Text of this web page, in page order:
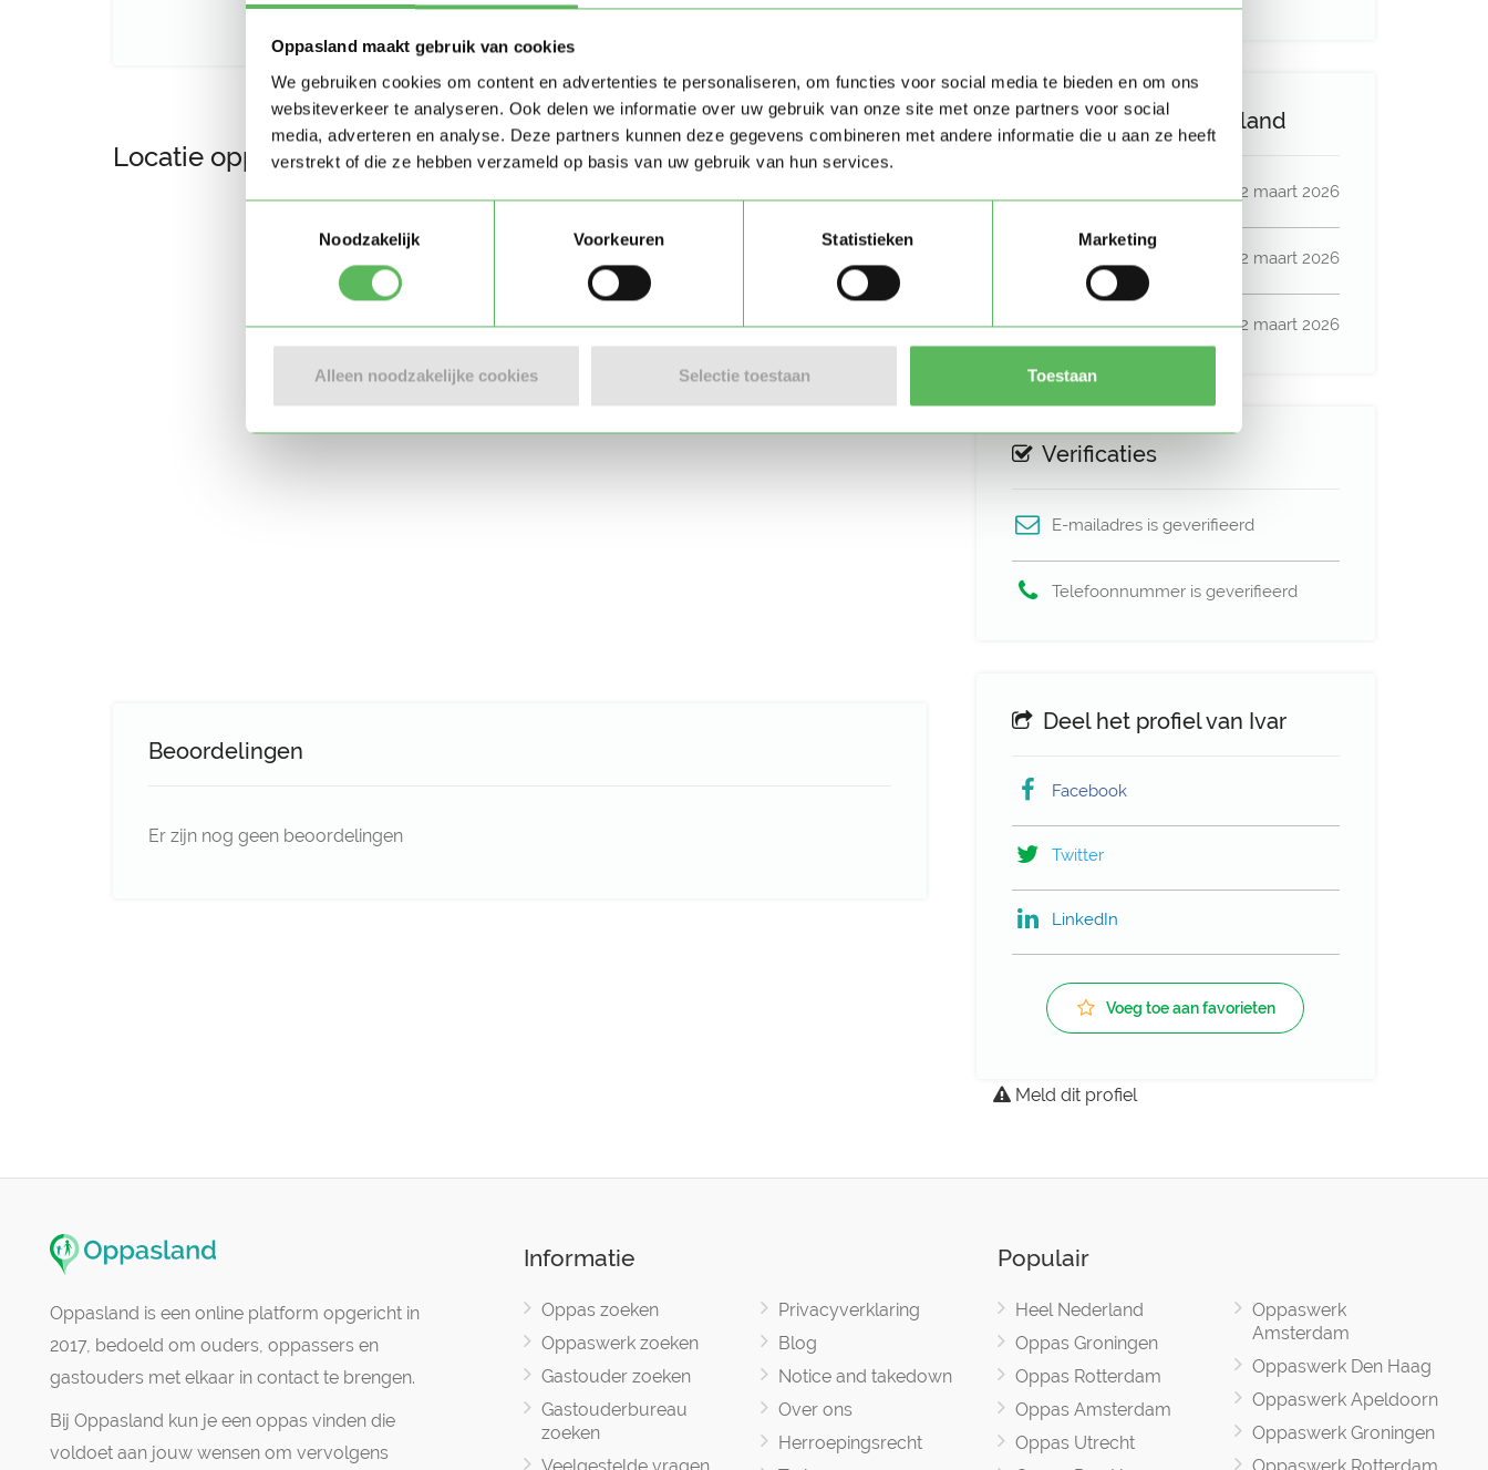
Oppasland maakt gebruik van cookies
We gebruiken cookies om content en advertenties te personaliseren, om functies voor social media te bieden en om ons
websiteverkeer te analyseren. Ook delen we informatie over uw gebruik van onze site met onze partners voor social
media, adverteren en analyse. Deze partners kunnen deze gegevens combineren met andere informatie die u aan ze heeft
verstrekt of die ze hebben verzameld op basis van uw gebruik van hun services.
Noodzakelijk
Voorkeuren Statistieken Marketing
Alleen noodzakelijke cookies Selectie toestaan Toestaan
Activiteit op Oppasland
02 maart 2026
02 maart 2026
Profiel bijgewerkt 02 maart 2026
Verificaties
E-mailadres is geverifieerd
Telefoonnummer is geverifieerd
Deel het profiel van Ivar
Facebook
Twitter
LinkedIn
Voeg toe aan favorieten
Meld dit profiel
Stuur bericht
Locatie oppasadres (Hoorn (NH))
Beoordelingen
Er zijn nog geen beoordelingen
Oppasland is een online platform opgericht in
2017, bedoeld om ouders, oppassers en
gastouders met elkaar in contact te brengen.
Bij Oppasland kun je een oppas vinden die
voldoet aan jouw wensen om vervolgens
Informatie
Oppas zoeken
Oppaswerk zoeken
Gastouder zoeken
Gastouderbureau
zoeken
Privacyverklaring
Blog
Notice and takedown
Over ons
Herroepingsrecht
Populair
Heel Nederland
Oppas Groningen
Oppas Rotterdam
Oppas Amsterdam
Oppas Utrecht
Oppaswerk
Amsterdam
Oppaswerk Den Haag
Oppaswerk Apeldoorn
Oppaswerk Groningen